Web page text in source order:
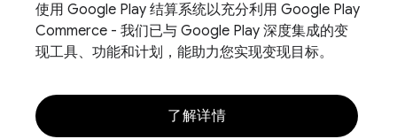
使用 Google Play 结算系统以充分利用 Google Play
Commerce - 我们已与 Google Play 深度集成的变
现工具、功能和计划，能助力您实现变现目标。
了解详情